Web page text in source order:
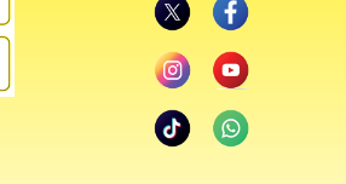
a reforma da academia ao ar livre,
do piso, pintura das estruturas